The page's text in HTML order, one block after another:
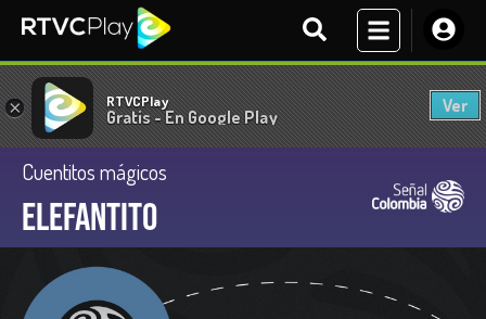
× RTVCPlay
Gratis - En Google Play
Ver
Cuentitos mágicos
Elefantito